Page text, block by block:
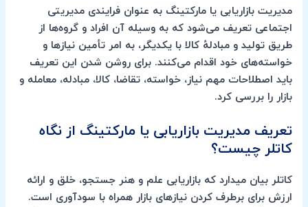
مدیریت بازاریابی یا مارکتینگ به عنوان فرایندی مدیریتی
اجتماعی تعریف می‌شود که به وسیله آن افراد و گروه‌ها از
طریق تولید و مبادلهٔ کالا با یکدیگر، به امر تأمین نیازها و
خواسته‌های خود اقدام می‌کنند. برای روشن شدن این تعریف
باید اصطلاحات مهم نیاز، خواسته، تقاضا، کالا، مبادله، معامله و
بازار را بررسی کرد.
تعریف مدیریت بازاریابی یا مارکتینگ از نگاه
کاتلر چیست؟
کاتلر بیان میدارد که بازاریابی علم و هنر جستجو، خلق و ارائه
ارزش برای برطرف کردن نیازهای بازار همراه با سودآوری است.